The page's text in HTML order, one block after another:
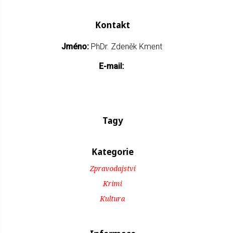
Kontakt
Jméno: PhDr. Zdeněk Kment
E-mail:
Tagy
Kategorie
Zpravodajství
Krimi
Kultura